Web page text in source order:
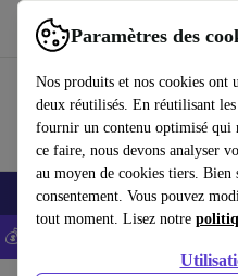
Paramètres des
Nos produits et nos cookies ont
deux réutilisés. En réutilisant
fournir un contenu optimisé qui
ce faire, nous devons analyser
au moyen de cookies tiers. Bien
consentement. Vous pouvez
tout moment. Lisez notre
Utilisez refurbed rapidement et
Smartphones Laptops Tablettes
💰-5% EXTRA sur les iPhones